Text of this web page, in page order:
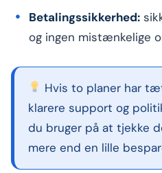
Betalingssikkerhed:
og ingen mistænkelige
Hvis to planer har
klarere support og
du bruger på at tjekke
mere end en lille